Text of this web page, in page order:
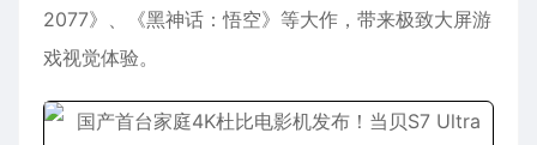
2077》、《黑神话：悟空》等大作，带来极致大屏游
戏视觉体验。